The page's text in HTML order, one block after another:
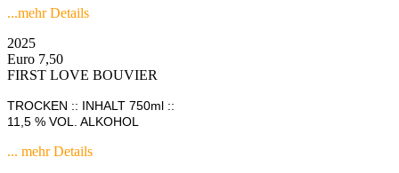
...mehr Details
2025
Euro 7,50
FIRST LOVE BOUVIER
TROCKEN :: INHALT 750ml ::
11,5 % VOL. ALKOHOL
... mehr Details